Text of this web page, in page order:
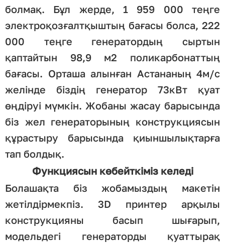
болмақ. Бұл жерде, 1 959 000 теңге
электроқозғалтқыштың бағасы болса, 222
000 теңге генератордың сыртын
қаптайтын 98,9 м2 поликарбонаттың
бағасы. Орташа алынған Астананың 4м/с
желінде біздің генератор 73кВт қуат
өңдіруі мүмкін. Жобаны жасау барысында
біз жел генераторының конструкциясын
құрастыру барысында қиыншылықтарға
тап болдық.
Функциясын көбейткіміз келеді
Болашақта біз жобамыздың макетін
жетілдірмекпіз. 3D принтер арқылы
конструкцияны басып шығарып,
модельдегі генераторды қуаттырақ